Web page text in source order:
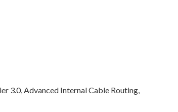
3.0, Advanced Internal Cable Routing,